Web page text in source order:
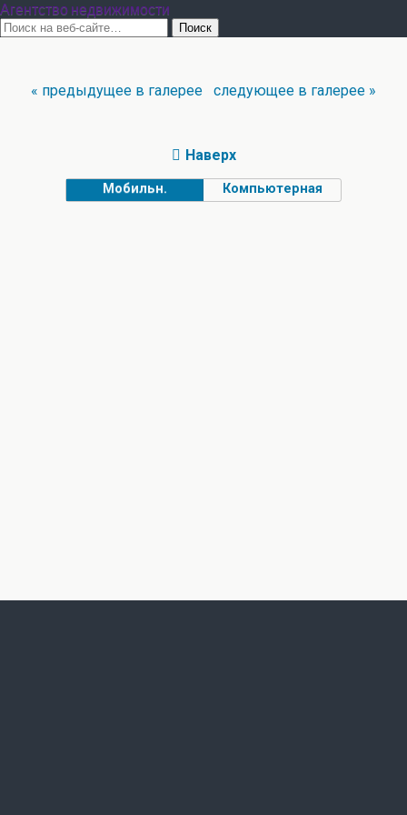
Агентство недвижимости
« предыдущее в галерее следующее в галерее »
Наверх
Мобильн. Компьютерная